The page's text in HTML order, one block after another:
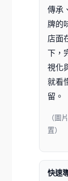
傳承
牌的
店面
下，
視化
就看
留。
（圖
置）
快速